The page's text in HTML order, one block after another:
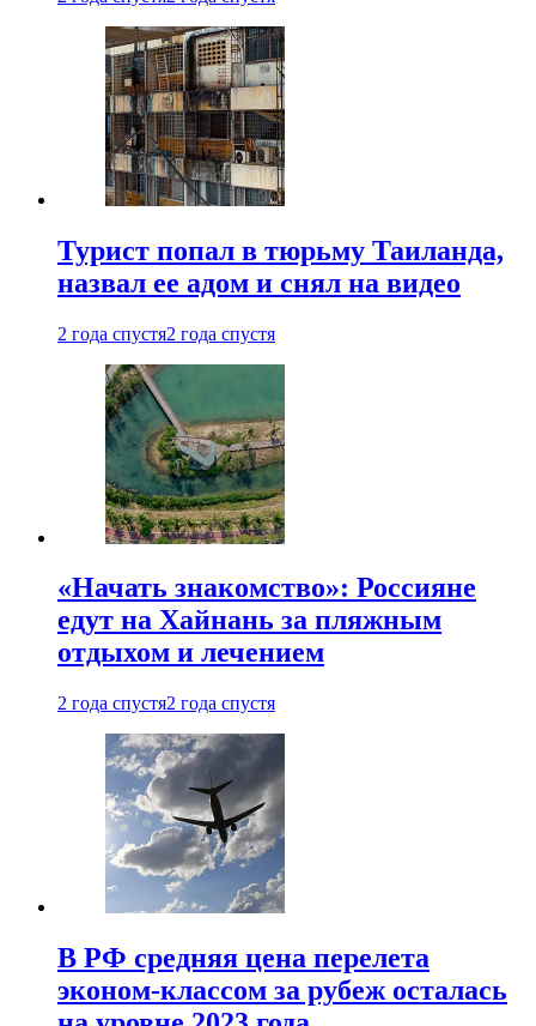
Турист попал в тюрьму Таиланда,
назвал ее адом и снял на видео
2 года спустя2 года спустя
«Начать знакомство»: Россияне
едут на Хайнань за пляжным
отдыхом и лечением
2 года спустя2 года спустя
В РФ средняя цена перелета
эконом-классом за рубеж осталась